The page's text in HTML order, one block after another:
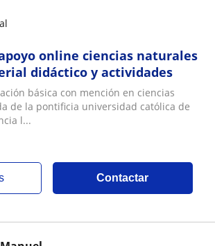
online ciencias naturales
didáctico y actividades
básica con mención en ciencias
de la pontificia universidad católica de
l...
Contactar